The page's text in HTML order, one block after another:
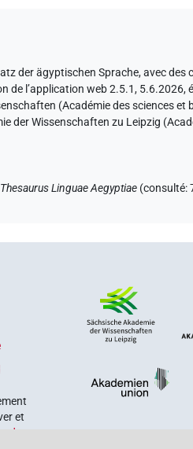
der ägyptischen Sprache,avec des
de l’application web 2.5.1, 5.6.2026,
(Académie des sciences et
der Wissenschaften zu Leipzig
Thesaurus Linguae Aegyptiae (consulté:
et
des